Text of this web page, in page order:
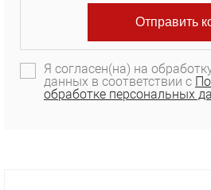
Я согласен(на) на
данных в соответствии с
обработке персональных